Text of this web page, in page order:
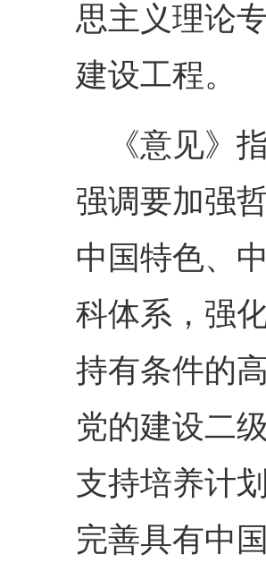
思主义理论
建设工程。
《意见》
强调要加强
中国特色、
科体系，强
持有条件的
党的建设二
支持培养计
完善具有中